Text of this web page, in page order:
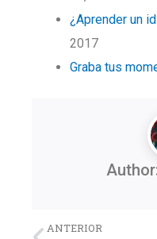
¿Aprender un
2017
Graba tus
Previo
ANTERIOR